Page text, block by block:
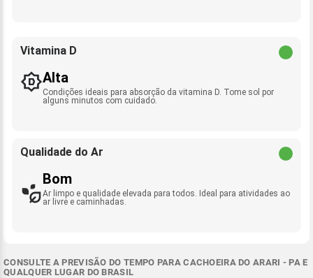
Vitamina D
Alta
Condições ideais para absorção da vitamina D. Tome sol por
alguns minutos com cuidado.
Qualidade do Ar
Bom
Ar limpo e qualidade elevada para todos. Ideal para atividades ao
ar livre e caminhadas.
CONSULTE A PREVISÃO DO TEMPO PARA CACHOEIRA DO ARARI - PA E
QUALQUER LUGAR DO BRASIL